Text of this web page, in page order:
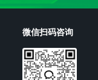
微信扫码咨询